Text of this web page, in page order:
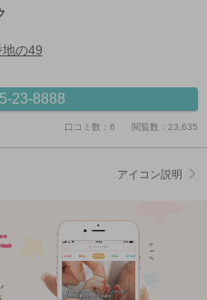
の49
23-8888
口コミ数：6 閲覧数：23,635
アイコン説明